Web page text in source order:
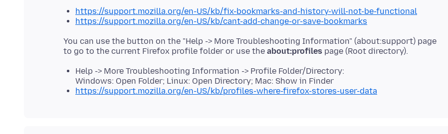
https://support.mozilla.org/en-US/kb/fix-bookmarks-and-history-will-not-be-functional
https://support.mozilla.org/en-US/kb/cant-add-change-or-save-bookmarks
You can use the button on the "Help -> More Troubleshooting Information" (about:support) page
to go to the current Firefox profile folder or use the about:profiles
Help -> More Troubleshooting Information -> Profile Folder/Directory:
Windows: Open Folder; Linux: Open Directory; Mac: Show in Finder
https://support.mozilla.org/en-US/kb/profiles-where-firefox-stores-user-data